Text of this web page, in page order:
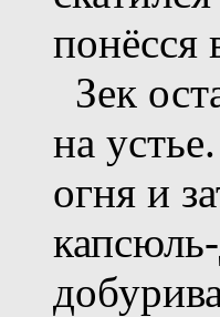
понёсся
Зек
на
огня и